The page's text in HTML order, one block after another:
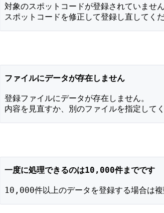
対象のスポットコードが登録されていません
スポットコードを修正して登録し直してくだ
ファイルにデータが存在しません
登録ファイルにデータが存在しません。
内容を見直すか、別のファイルを指定してく
一度に処理できるのは10,000件までです
10,000件以上のデータを登録する場合は複